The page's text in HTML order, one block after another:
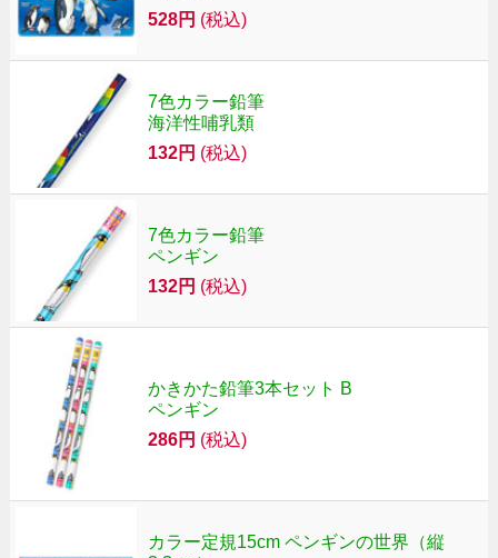
528円 (税込)
7色カラー鉛筆
海洋性哺乳類
132円 (税込)
7色カラー鉛筆
ペンギン
132円 (税込)
かきかた鉛筆3本セット B
ペンギン
286円 (税込)
カラー定規15cm ペンギンの世界（縦